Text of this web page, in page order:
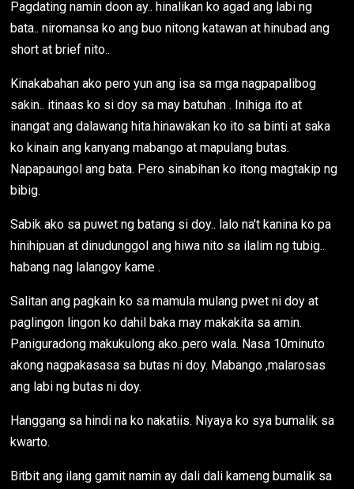
Pagdating namin doon ay.. hinalikan ko agad ang labi ng
bata.. niromansa ko ang buo nitong katawan at hinubad ang
short at brief nito..
Kinakabahan ako pero yun ang isa sa mga nagpapalibog
sakin.. itinaas ko si doy sa may batuhan . Inihiga ito at
inangat ang dalawang hita.hinawakan ko ito sa binti at saka
ko kinain ang kanyang mabango at mapulang butas.
Napapaungol ang bata. Pero sinabihan ko itong magtakip ng
bibig.
Sabik ako sa puwet ng batang si doy.. lalo na't kanina ko pa
hinihipuan at dinudunggol ang hiwa nito sa ilalim ng tubig..
habang nag lalangoy kame .
Salitan ang pagkain ko sa mamula mulang pwet ni doy at
paglingon lingon ko dahil baka may makakita sa amin.
Paniguradong makukulong ako..pero wala. Nasa 10minuto
akong nagpakasasa sa butas ni doy. Mabango ,malarosas
ang labi ng butas ni doy.
Hanggang sa hindi na ko nakatiis. Niyaya ko sya bumalik sa
kwarto.
Bitbit ang ilang gamit namin ay dali dali kameng bumalik sa